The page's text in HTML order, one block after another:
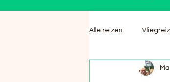
Alle reizen